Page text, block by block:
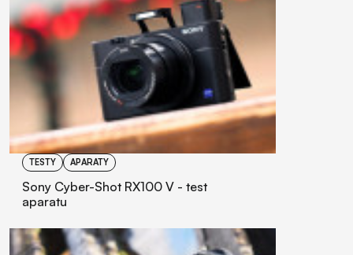
TESTY APARATY
Sony Cyber-Shot RX100 V - test
aparatu